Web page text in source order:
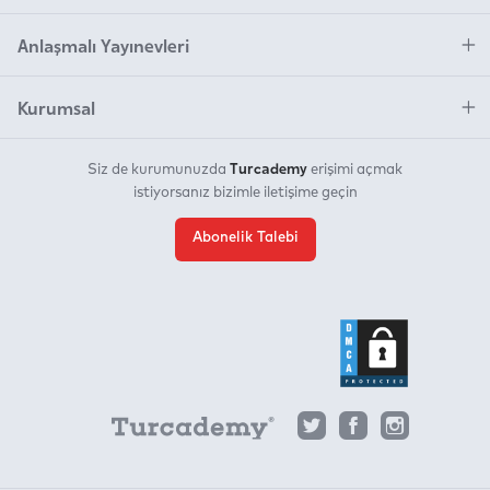
Anlaşmalı Yayınevleri
Kurumsal
Siz de kurumunuzda Turcademy erişimi açmak
istiyorsanız bizimle iletişime geçin
Abonelik Talebi